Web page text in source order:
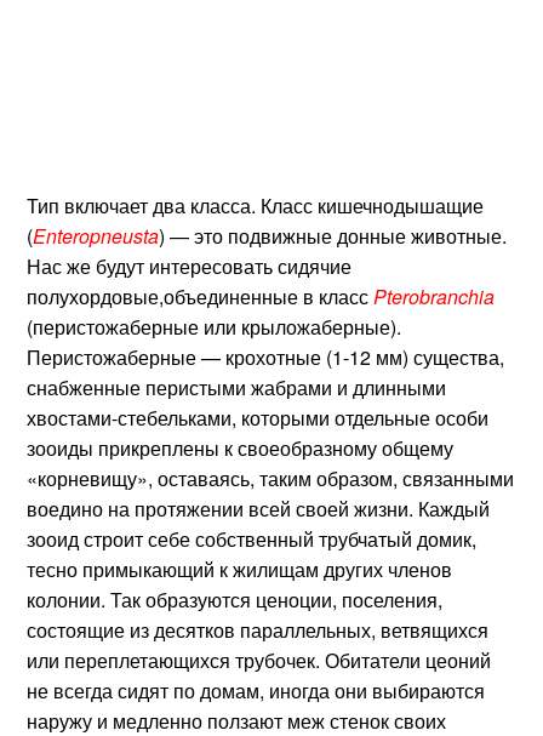
Тип включает два класса. Класс кишечнодышащие
(Enteropneusta) — это подвижные донные животные.
Нас же будут интересовать сидячие
полухордовые,объединенные в классPterobranchia
(перистожаберные или крыложаберные).
Перистожаберные — крохотные (1-12 мм) существа,
снабженные перистыми жабрами и длинными
хвостами-стебельками, которыми отдельные особи
зооиды прикреплены к своеобразному общему
«корневищу», оставаясь, таким образом, связанными
воедино на протяжении всей своей жизни. Каждый
зооид строит себе собственный трубчатый домик,
тесно примыкающий к жилищам других членов
колонии. Так образуются ценоции, поселения,
состоящие из десятков параллельных, ветвящихся
или переплетающихся трубочек. Обитатели цеоний
не всегда сидят по домам, иногда они выбираются
наружу и медленно ползают меж стенок своих